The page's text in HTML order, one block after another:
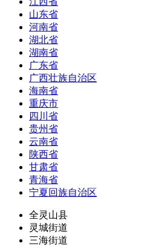
山东省
河南省
湖北省
湖南省
广东省
广西壮族自治区
海南省
重庆市
四川省
贵州省
云南省
陕西省
甘肃省
青海省
宁夏回族自治区
全灵山县
灵城街道
三海街道